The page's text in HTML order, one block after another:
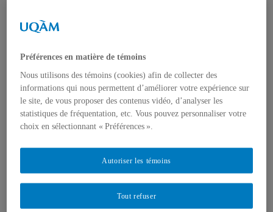
Institut du patrimoine
École de langues
École des médias
Département de didactique
Département de didactique des langues
Département d'éducation et formation spécialisées
Département d'éducation et pédagogie
Département de finance
Département de management
Département de stratégie, responsabilité sociale et
environnementale
Préférences en matière de témoins
Nous utilisons des témoins (cookies) afin de collecter des
informations qui nous permettent d’améliorer votre expérience sur
le site, de vous proposer des contenus vidéo, d’analyser les
statistiques de fréquentation, etc. Vous pouvez personnaliser votre
choix en sélectionnant « Préférences ».
Tout refuser
Autoriser les témoins